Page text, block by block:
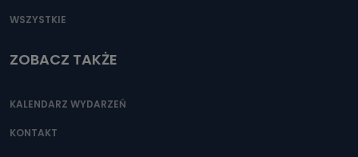
WSZYSTKIE
ZOBACZ TAKŻE
KALENDARZ WYDARZEŃ
KONTAKT